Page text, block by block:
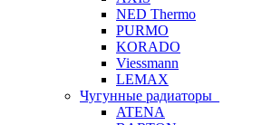
NED Thermo
PURMO
KORADO
Viessmann
LEMAX
Чугунные радиаторы
ATENA